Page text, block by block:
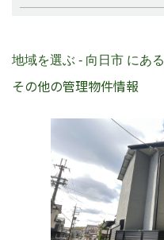
地域を選ぶ - 向日市 にある
その他の管理物件情報